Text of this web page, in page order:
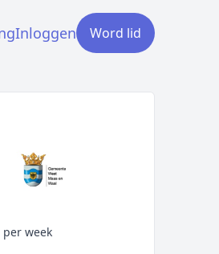
Inloggen Word lid
week